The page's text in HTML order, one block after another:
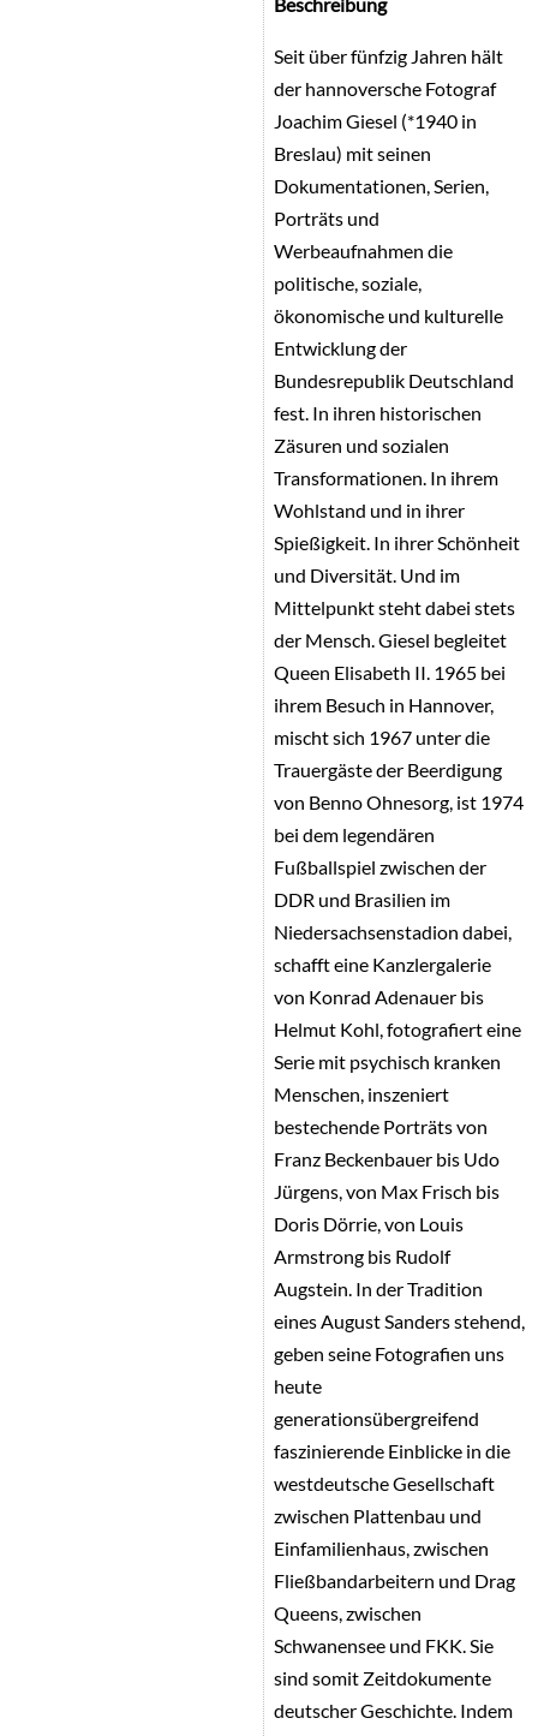
Seit über fünfzig Jahren hält
der hannoversche Fotograf
Joachim Giesel (*1940 in
Breslau) mit seinen
Dokumentationen, Serien,
Porträts und
Werbeaufnahmen die
politische, soziale,
ökonomische und kulturelle
Entwicklung der
Bundesrepublik Deutschland
fest. In ihren historischen
Zäsuren und sozialen
Transformationen. In ihrem
Wohlstand und in ihrer
Spießigkeit. In ihrer Schönheit
und Diversität. Und im
Mittelpunkt steht dabei stets
der Mensch. Giesel begleitet
Queen Elisabeth II. 1965 bei
ihrem Besuch in Hannover,
mischt sich 1967 unter die
Trauergäste der Beerdigung
von Benno Ohnesorg, ist 1974
bei dem legendären
Fußballspiel zwischen der
DDR und Brasilien im
Niedersachsenstadion dabei,
schafft eine Kanzlergalerie
von Konrad Adenauer bis
Helmut Kohl, fotografiert eine
Serie mit psychisch kranken
Menschen, inszeniert
bestechende Porträts von
Franz Beckenbauer bis Udo
Jürgens, von Max Frisch bis
Doris Dörrie, von Louis
Armstrong bis Rudolf
Augstein. In der Tradition
eines August Sanders stehend,
geben seine Fotografien uns
heute
generationsübergreifend
faszinierende Einblicke in die
westdeutsche Gesellschaft
zwischen Plattenbau und
Einfamilienhaus, zwischen
Fließbandarbeitern und Drag
Queens, zwischen
Schwanensee und FKK. Sie
sind somit Zeitdokumente
deutscher Geschichte. Indem